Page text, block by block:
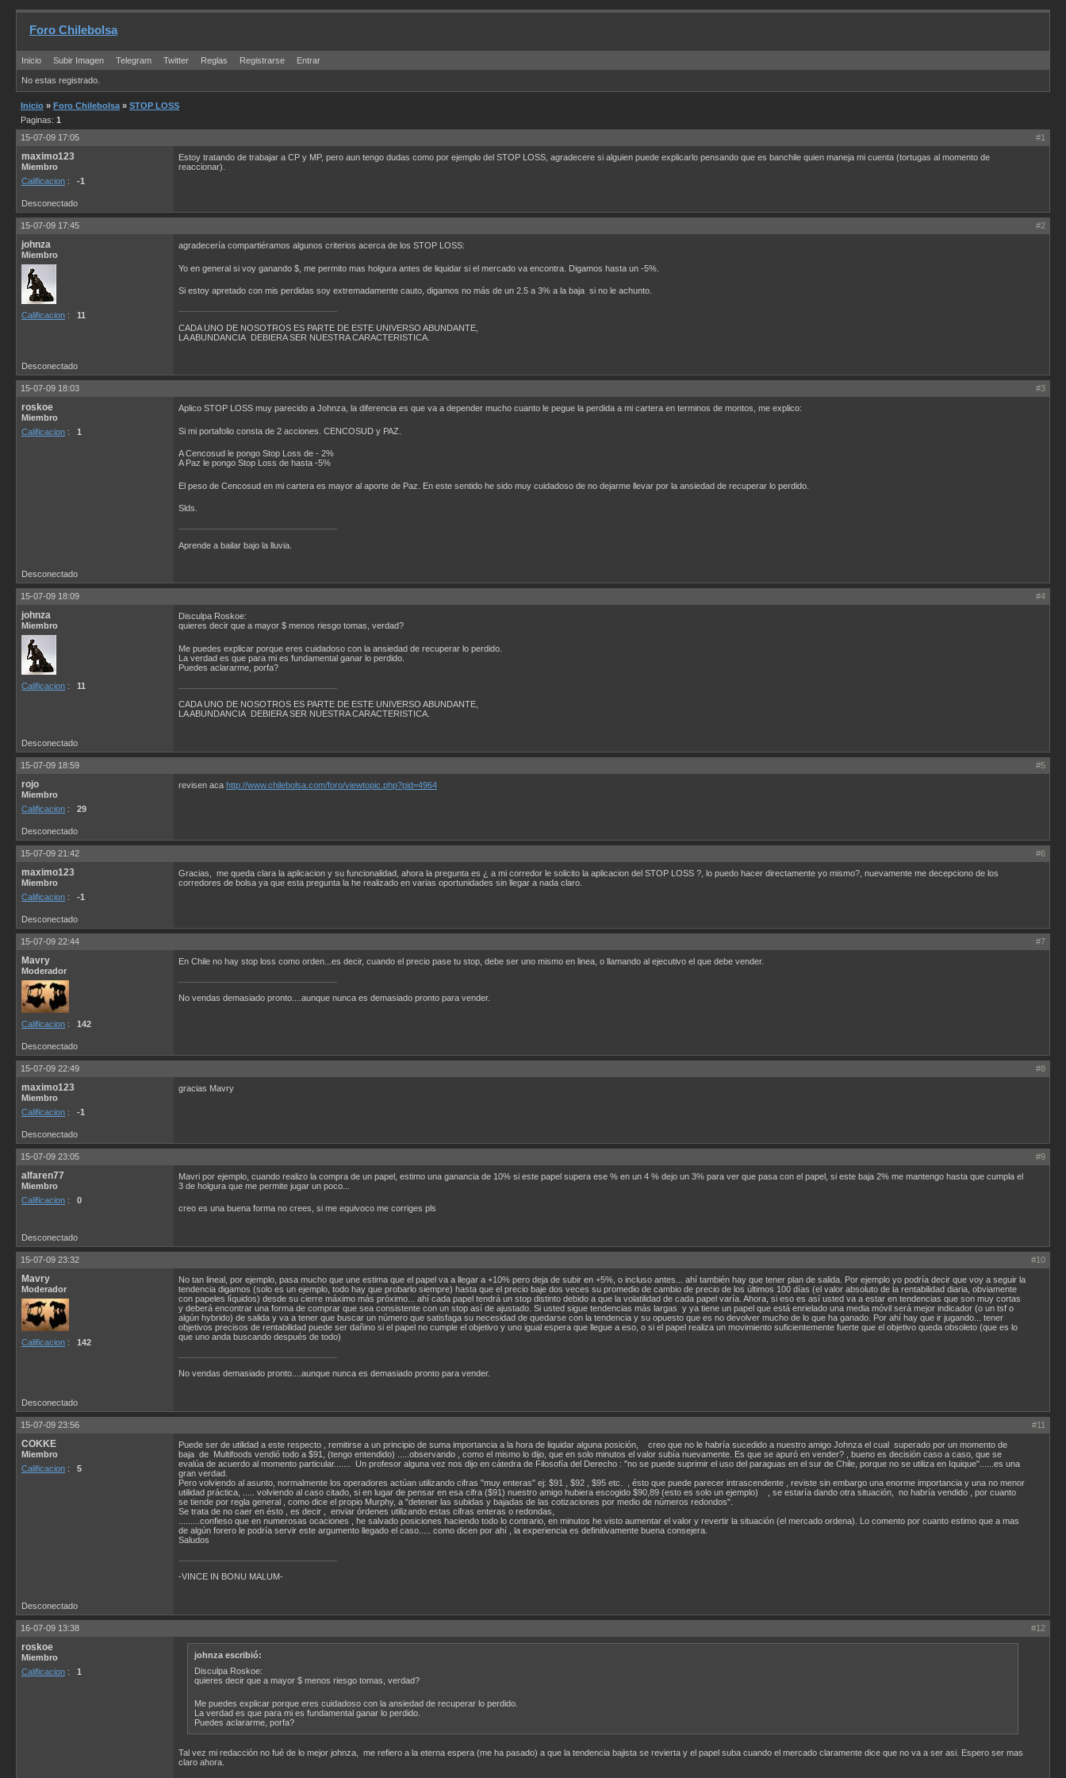
Foro Chilebolsa
Inicio Subir Imagen Telegram Twitter Reglas Registrarse Entrar
No estas registrado.
Inicio » Foro Chilebolsa » STOP LOSS
Paginas: 1
#1
15-07-09 17:05
maximo123
Miembro
Calificacion : -1
Estoy tratando de trabajar a CP y MP, pero aun tengo dudas como por ejemplo del STOP LOSS, agradecere si alguien puede explicarlo pensando que es banchile quien maneja mi cuenta (tortugas al momento de
reaccionar).
Desconectado
#2
15-07-09 17:45
johnza
Miembro
Calificacion : 11
agradecería compartiéramos algunos criterios acerca de los STOP LOSS:
Yo en general si voy ganando $, me permito mas holgura antes de liquidar si el mercado va encontra. Digamos hasta un -5%.
Si estoy apretado con mis perdidas soy extremadamente cauto, digamos no más de un 2.5 a 3% a la baja si no le achunto.
CADA UNO DE NOSOTROS ES PARTE DE ESTE UNIVERSO ABUNDANTE,
LA ABUNDANCIA DEBIERA SER NUESTRA CARACTERISTICA.
Desconectado
#3
15-07-09 18:03
roskoe
Miembro
Calificacion : 1
Aplico STOP LOSS muy parecido a Johnza, la diferencia es que va a depender mucho cuanto le pegue la perdida a mi cartera en terminos de montos, me explico:
Si mi portafolio consta de 2 acciones. CENCOSUD y PAZ.
A Cencosud le pongo Stop Loss de - 2%
A Paz le pongo Stop Loss de hasta -5%
El peso de Cencosud en mi cartera es mayor al aporte de Paz. En este sentido he sido muy cuidadoso de no dejarme llevar por la ansiedad de recuperar lo perdido.
Slds.
Aprende a bailar bajo la lluvia.
Desconectado
#4
15-07-09 18:09
johnza
Miembro
Calificacion : 11
Disculpa Roskoe:
quieres decir que a mayor $ menos riesgo tomas, verdad?
Me puedes explicar porque eres cuidadoso con la ansiedad de recuperar lo perdido.
La verdad es que para mi es fundamental ganar lo perdido.
Puedes aclararme, porfa?
CADA UNO DE NOSOTROS ES PARTE DE ESTE UNIVERSO ABUNDANTE,
LA ABUNDANCIA DEBIERA SER NUESTRA CARACTERISTICA.
Desconectado
#5
15-07-09 18:59
rojo
Miembro
Calificacion : 29
revisen aca http://www.chilebolsa.com/foro/viewtopic.php?pid=4964
Desconectado
#6
15-07-09 21:42
maximo123
Miembro
Calificacion : -1
Gracias, me queda clara la aplicacion y su funcionalidad, ahora la pregunta es ¿ a mi corredor le solicito la aplicacion del STOP LOSS ?, lo puedo hacer directamente yo mismo?, nuevamente me decepciono de los
corredores de bolsa ya que esta pregunta la he realizado en varias oportunidades sin llegar a nada claro.
Desconectado
#7
15-07-09 22:44
Mavry
Moderador
Calificacion : 142
En Chile no hay stop loss como orden...es decir, cuando el precio pase tu stop, debe ser uno mismo en linea, o llamando al ejecutivo el que debe vender.
No vendas demasiado pronto....aunque nunca es demasiado pronto para vender.
Desconectado
#8
15-07-09 22:49
maximo123
Miembro
Calificacion : -1
gracias Mavry
Desconectado
#9
15-07-09 23:05
alfaren77
Miembro
Calificacion : 0
Mavri por ejemplo, cuando realizo la compra de un papel, estimo una ganancia de 10% si este papel supera ese % en un 4 % dejo un 3% para ver que pasa con el papel, si este baja 2% me mantengo hasta que cumpla el
3 de holgura que me permite jugar un poco...
creo es una buena forma no crees, si me equivoco me corriges pls
Desconectado
#10
15-07-09 23:32
Mavry
Moderador
Calificacion : 142
No tan lineal, por ejemplo, pasa mucho que une estima que el papel va a llegar a +10% pero deja de subir en +5%, o incluso antes... ahí también hay que tener plan de salida. Por ejemplo yo podría decir que voy a seguir la
tendencia digamos (solo es un ejemplo, todo hay que probarlo siempre) hasta que el precio baje dos veces su promedio de cambio de precio de los últimos 100 días (el valor absoluto de la rentabilidad diaria, obviamente
con papeles líquidos) desde su cierre máximo más próximo... ahí cada papel tendrá un stop distinto debido a que la volatilidad de cada papel varía. Ahora, si eso es así usted va a estar en tendencias que son muy cortas
y deberá encontrar una forma de comprar que sea consistente con un stop así de ajustado. Si usted sigue tendencias más largas y ya tiene un papel que está enrielado una media móvil será mejor indicador (o un tsf o
algún hybrido) de salida y va a tener que buscar un número que satisfaga su necesidad de quedarse con la tendencia y su opuesto que es no devolver mucho de lo que ha ganado. Por ahí hay que ir jugando... tener
objetivos precisos de rentabilidad puede ser dañino si el papel no cumple el objetivo y uno igual espera que llegue a eso, o si el papel realiza un movimiento suficientemente fuerte que el objetivo queda obsoleto (que es lo
que uno anda buscando después de todo)
No vendas demasiado pronto....aunque nunca es demasiado pronto para vender.
Desconectado
#11
15-07-09 23:56
COKKE
Miembro
Calificacion : 5
Puede ser de utilidad a este respecto , remitirse a un principio de suma importancia a la hora de liquidar alguna posición, creo que no le habría sucedido a nuestro amigo Johnza el cual superado por un momento de
baja de Multifoods vendió todo a $91, (tengo entendido) .....observando , como el mismo lo dijo, que en solo minutos el valor subía nuevamente. Es que se apuró en vender? , bueno es decisión caso a caso, que se
evalúa de acuerdo al momento particular....... Un profesor alguna vez nos dijo en cátedra de Filosofía del Derecho : "no se puede suprimir el uso del paraguas en el sur de Chile, porque no se utiliza en Iquique"......es una
gran verdad.
Pero volviendo al asunto, normalmente los operadores actúan utilizando cifras "muy enteras" ej: $91 , $92 , $95 etc. , ésto que puede parecer intrascendente , reviste sin embargo una enorme importancia y una no menor
utilidad práctica, ..... volviendo al caso citado, si en lugar de pensar en esa cifra ($91) nuestro amigo hubiera escogido $90,89 (esto es solo un ejemplo) , se estaría dando otra situación, no habría vendido , por cuanto
se tiende por regla general , como dice el propio Murphy, a "detener las subidas y bajadas de las cotizaciones por medio de números redondos".
Se trata de no caer en ésto , es decir , enviar órdenes utilizando estas cifras enteras o redondas,
.........confieso que en numerosas ocaciones , he salvado posiciones haciendo todo lo contrario, en minutos he visto aumentar el valor y revertir la situación (el mercado ordena). Lo comento por cuanto estimo que a mas
de algún forero le podría servir este argumento llegado el caso..... como dicen por ahí , la experiencia es definitivamente buena consejera.
Saludos
-VINCE IN BONU MALUM-
Desconectado
#12
16-07-09 13:38
roskoe
Miembro
Calificacion : 1
johnza escribió:
Disculpa Roskoe:
quieres decir que a mayor $ menos riesgo tomas, verdad?
Me puedes explicar porque eres cuidadoso con la ansiedad de recuperar lo perdido.
La verdad es que para mi es fundamental ganar lo perdido.
Puedes aclararme, porfa?
Tal vez mi redacción no fué de lo mejor johnza, me refiero a la eterna espera (me ha pasado) a que la tendencia bajista se revierta y el papel suba cuando el mercado claramente dice que no va a ser asi. Espero ser mas
claro ahora.